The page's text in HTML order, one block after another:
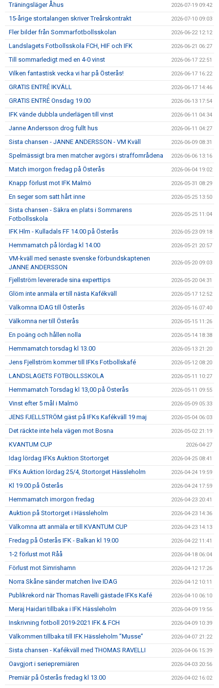
Träningsläger Åhus 2026-07-19 09:42
15-årige stortalangen skriver Treårskontrakt 2026-07-10 09:03
Fler bilder från Sommarfotbollsskolan 2026-06-22 12:12
Landslagets Fotbollsskola FCH, HIF och IFK 2026-06-21 06:27
Till sommarledigt med en 4-0 vinst 2026-06-17 22:51
Vilken fantastisk vecka vi har på Österås! 2026-06-17 16:22
GRATIS ENTRÉ IKVÄLL 2026-06-17 14:46
GRATIS ENTRÉ Onsdag 19.00 2026-06-13 17:54
IFK vände dubbla underlägen till vinst 2026-06-11 04:34
Janne Andersson drog fullt hus 2026-06-11 04:27
Sista chansen - JANNE ANDERSSON - VM Kväll 2026-06-09 08:31
Spelmässigt bra men matcher avgörs i straffområdena 2026-06-06 13:16
Match imorgon fredag på Österås 2026-06-04 19:02
Knapp förlust mot IFK Malmö 2026-05-31 08:29
En seger som satt hårt inne 2026-05-25 13:50
Sista chansen - Säkra en plats i Sommarens
Fotbollsskola
2026-05-25 11:04
IFK Hlm - Kulladals FF 14.00 på Österås 2026-05-23 09:18
Hemmamatch på lördag kl 14.00 2026-05-21 20:57
VM-kväll med senaste svenske förbundskaptenen
JANNE ANDERSSON
2026-05-20 09:03
Fjellström levererade sina experttips 2026-05-20 04:31
Glöm inte anmäla er till nästa Kafékväll 2026-05-17 12:52
Välkomna IDAG till Österås 2026-05-16 07:40
Välkomna ner till Österås 2026-05-15 11:26
En poäng och hållen nolla 2026-05-14 18:38
Hemmamatch torsdag kl 13.00 2026-05-13 21:20
Jens Fjellström kommer till IFKs Fotbollskafé 2026-05-12 08:20
LANDSLAGETS FOTBOLLSSKOLA 2026-05-11 10:27
Hemmamatch Torsdag kl 13,00 på Österås 2026-05-11 09:55
Vinst efter 5 mål i Malmö 2026-05-09 05:33
JENS FJELLSTRÖM gäst på IFKs Kafékväll 19 maj 2026-05-04 06:03
Det räckte inte hela vägen mot Bosna 2026-05-02 21:19
KVANTUM CUP 2026-04-27
Idag lördag IFKs Auktion Stortorget 2026-04-25 08:41
IFKs Auktion lördag 25/4, Stortorget Hässleholm 2026-04-24 19:59
Kl 19.00 på Österås 2026-04-24 17:59
Hemmamatch imorgon fredag 2026-04-23 20:41
Auktion på Stortorget i Hässleholm 2026-04-23 14:36
Välkomna att anmäla er till KVANTUM CUP 2026-04-23 14:13
Fredag på Österås IFK - Balkan kl 19.00 2026-04-22 11:41
1-2 förlust mot Råå 2026-04-18 06:04
Förlust mot Simrishamn 2026-04-12 17:26
Norra Skåne sänder matchen live IDAG 2026-04-12 10:11
Publikrekord när Thomas Ravelli gästade IFKs Kafé 2026-04-10 06:10
Meraj Haidari tillbaka i IFK Hässleholm 2026-04-09 19:56
Inskrivning fotboll 2019-2021 IFK & FCH 2026-04-09 10:39
Välkommen tillbaka till IFK Hässleholm ”Musse” 2026-04-07 21:22
Sista chansen - Kafékväll med THOMAS RAVELLI 2026-04-06 15:39
Oavgjort i seriepremiären 2026-04-03 20:56
Premiär på Österås fredag kl 13.00 2026-04-02 16:02